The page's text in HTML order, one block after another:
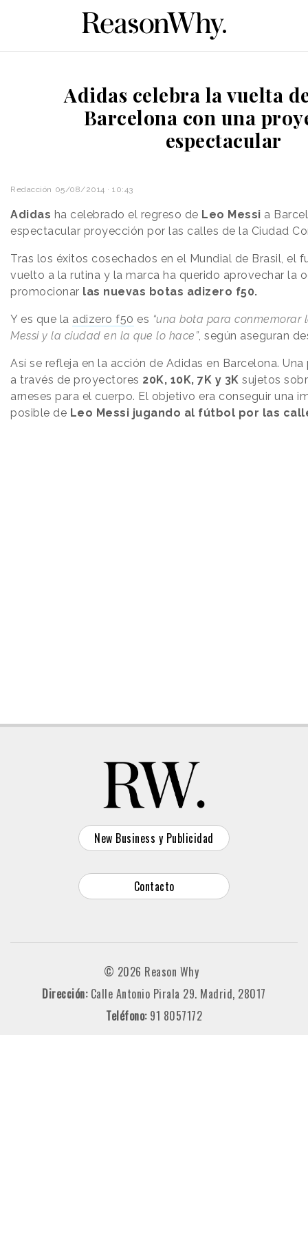
Adidas celebra la vuelta
Barcelona con una
espectacular
Redacción 05/08/2014 · 10:43
Adidas ha celebrado el regreso de Leo Messi a
espectacular proyección por las calles de la Ciudad
Tras los éxitos cosechados en el Mundial de Brasil, el
vuelto a la rutina y la marca ha querido aprovechar la
promocionar las nuevas botas adizero f50.
Y es que la adizero f50 es “una bota para
Messi y la ciudad en la que lo hace”, según aseguran
Así se refleja en la acción de Adidas en Barcelona.
a través de proyectores 20K, 10K, 7K y 3K sujetos
arneses para el cuerpo. El objetivo era conseguir una
posible de Leo Messi jugando al fútbol por las
New Business y Publicidad
Contacto
© 2026 Reason Why
Dirección: Calle Antonio Pirala 29. Madrid, 28017
Teléfono: 91 8057172